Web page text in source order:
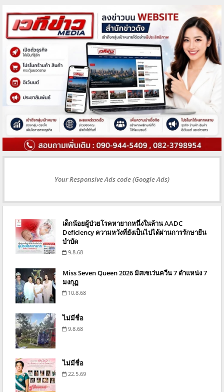
Your Responsive Ads code (Google Ads)
เด็กน้อยผู้ป่วยโรคหายากหนึ่งในล้าน AADC
Deficiency ความหวังที่ยังเป็นไปได้ผ่านการรักษายีน
บำบัด
9.8.68
Miss Seven Queen 2026 มิสเซเว่นควีน 7 ตำแหน่ง 7
มงกุฏ
10.8.68
ไม่มีชื่อ
9.8.68
ไม่มีชื่อ
22.5.69